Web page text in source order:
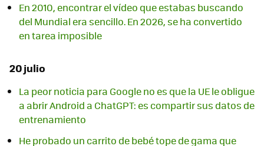
En 2010, encontrar el vídeo que estabas buscando
del Mundial era sencillo. En 2026, se ha convertido
en tarea imposible
20 julio
La peor noticia para Google no es que la UE le obligue
a abrir Android a ChatGPT: es compartir sus datos de
entrenamiento
He probado un carrito de bebé tope de gama que